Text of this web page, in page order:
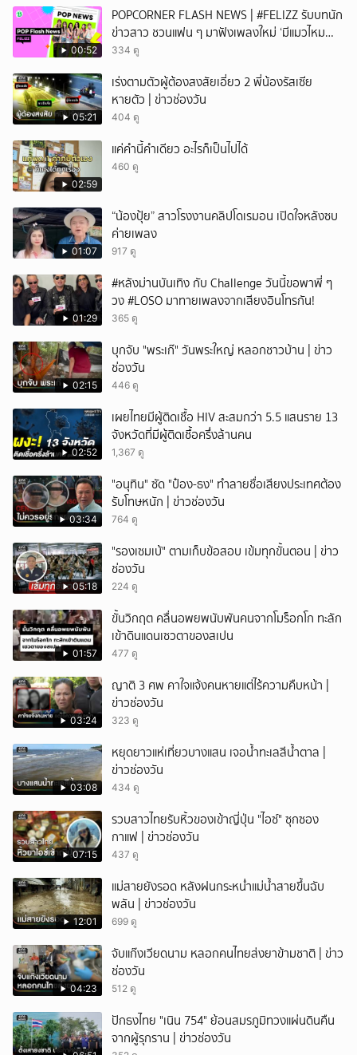
00:52
POPCORNER FLASH NEWS | #FELIZZ รับบทนัก
ข่าวสาว ชวนแฟน ๆ มาฟังเพลงใหม่ ‘มีแมวไหม
(Catch Me If You Can)’
334 ดู
05:21
เร่งตามตัวผู้ต้องสงสัยเอี่ยว 2 พี่น้องรัสเซีย
หายตัว | ข่าวช่องวัน
404 ดู
02:59
แค่คำนี้คำเดียว อะไรก็เป็นไปได้
460 ดู
01:07
“น้องปุ้ย” สาวโรงงานคลิปโดเรมอน เปิดใจหลังซบ
ค่ายเพลง
917 ดู
01:29
#หลังม่านบันเทิง กับ Challenge วันนี้ขอพาพี่ ๆ
วง #LOSO มาทายเพลงจากเสียงอินโทรกัน!
365 ดู
02:15
บุกจับ "พระเก๊" วันพระใหญ่ หลอกชาวบ้าน | ข่าว
ช่องวัน
446 ดู
02:52
เผยไทยมีผู้ติดเชื้อ HIV สะสมกว่า 5.5 แสนราย 13
จังหวัดที่มีผู้ติดเชื้อครึ่งล้านคน
1,367 ดู
03:34
"อนุทิน" ซัด "ป๋อง-ธง" ทำลายชื่อเสียงประเทศต้อง
รับโทษหนัก | ข่าวช่องวัน
764 ดู
05:18
"รองเซมเบ้" ตามเก็บข้อสอบ เข้มทุกขั้นตอน | ข่าว
ช่องวัน
224 ดู
01:57
ขั้นวิกฤต คลื่นอพยพนับพันคนจากโมร็อกโก ทะลัก
เข้าดินแดนเซวตาของสเปน
477 ดู
03:24
ญาติ 3 ศพ คาใจแจ้งคนหายแต่ไร้ความคืบหน้า |
ข่าวช่องวัน
323 ดู
03:08
หยุดยาวแห่เที่ยวบางแสน เจอน้ำทะเลสีน้ำตาล |
ข่าวช่องวัน
434 ดู
07:15
รวบสาวไทยรับหิ้วของเข้าญี่ปุ่น "ไอซ์" ซุกซอง
กาแฟ | ข่าวช่องวัน
437 ดู
12:01
แม่สายยังรอด หลังฝนกระหน่ำแม่น้ำสายขึ้นฉับ
พลัน | ข่าวช่องวัน
699 ดู
04:23
จับแก๊งเวียดนาม หลอกคนไทยส่งยาข้ามชาติ | ข่าว
ช่องวัน
512 ดู
ปักธงไทย "เนิน 754" ย้อนสมรภูมิทวงแผ่นดินคืน
จากผู้รุกราน | ข่าวช่องวัน